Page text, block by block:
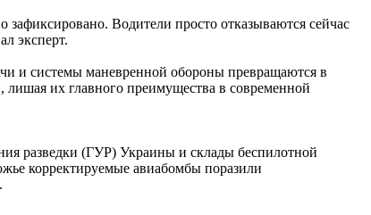
Водители просто отказываются сейчас
эксперт.
и системы маневренной обороны превращаются в
их главного преимущества в современной
разведки (ГУР) Украины и склады беспилотной
корректируемые авиабомбы поразили